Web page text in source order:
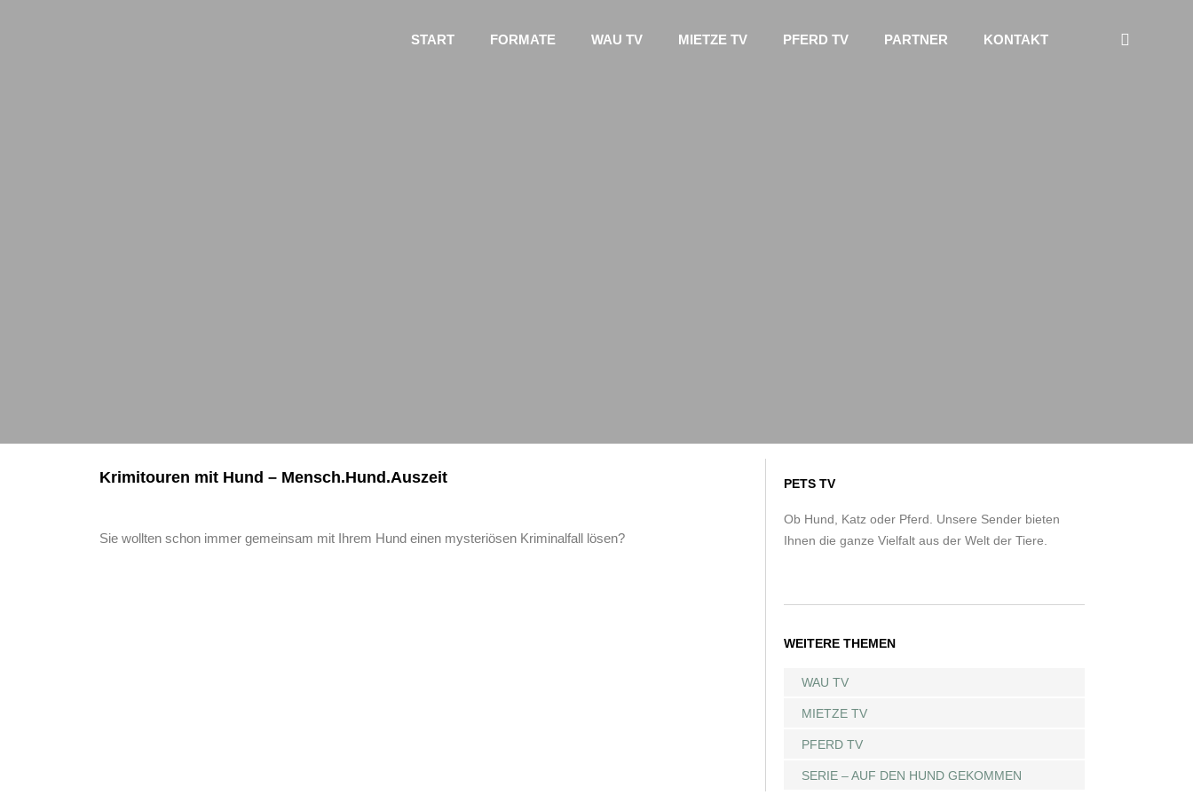
START FORMATE WAU TV MIETZE TV PFERD TV PARTNER KONTAKT
Krimitouren mit Hund – Mensch.Hund.Auszeit
Sie wollten schon immer gemeinsam mit Ihrem Hund einen mysteriösen Kriminalfall lösen?
PETS TV
Ob Hund, Katz oder Pferd. Unsere Sender bieten
Ihnen die ganze Vielfalt aus der Welt der Tiere.
WEITERE THEMEN
WAU TV
MIETZE TV
PFERD TV
SERIE – AUF DEN HUND GEKOMMEN